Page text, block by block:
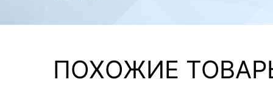
ПОХОЖИЕ